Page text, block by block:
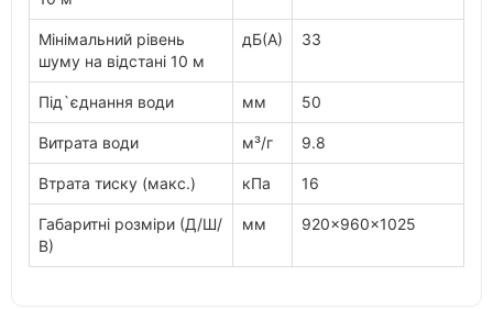
Мінімальний рівень
шуму на відстані 10 м
дБ(А) 33
Під`єднання води мм 50
Витрата води м³/г 9.8
Втрата тиску (макс.) кПа 16
Габаритні розміри (Д/Ш/
В)
мм 920x960x1025